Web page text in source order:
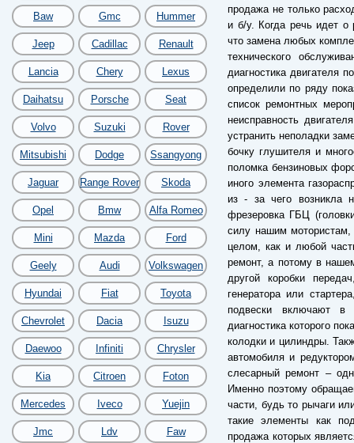
Baw Gmc Hummer
Jeep Cadillac Renault
Lancia Chery Lexus
Daihatsu Porsche Seat
Volvo Suzuki Rover
Mitsubishi Dodge Ssangyong
Jaguar Range Rover Skoda
Opel Bmw Alfa Romeo
Mini Mazda Ford
Geely Audi Volkswagen
Hyundai Fiat Toyota
Chevrolet Dacia Isuzu
Daewoo Infiniti Chrysler
Kia Citroen Foton
Mercedes Iveco Yuejin
Jmc Ldv Faw
продажа не только
и б/у. Когда речь идет о
что замена любых
технического
диагностика двигателя
определили по ряду
список ремонтных
неисправность
устранить неполадки
бочку глушителя и
поломка бензиновых
иного элемента
из - за чего возникла
фрезеровка ГБЦ
силу нашим мотористам,
целом, как и любой
ремонт, а потому в
другой коробки
генератора или
подвески включают в
диагностика которого
колодки и цилиндры.
автомобиля и
слесарный ремонт –
Именно поэтому
части, будь то рычаги
такие элементы как
продажа которых